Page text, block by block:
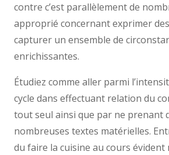
contre c’est parallèlement de
approprié concernant exprimer
capturer un ensemble de
enrichissantes.
Étudiez comme aller parmi
cycle dans effectuant relation du
tout seul ainsi que par ne prenant
nombreuses textes matérielles.
du faire la cuisine au cours évident